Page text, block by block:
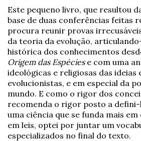
Este pequeno livro, que resultou
base de duas conferências feitas
procura reunir provas
da teoria da evolução,
histórica dos conhecimentos
Origem das Espéciese com uma
ideológicas e religiosas das ideias
evolucionistas, e em especial da
mundo. E como o rigor dos
recomenda o rigor posto a defini-
uma ciência que se funda mais
em leis, optei por juntar um
especializados no final do texto.